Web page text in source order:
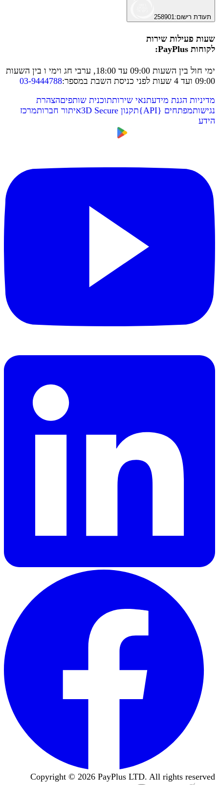
תעודת רישום:
258901
שעות פעילות שירות
לקוחות PayPlus:
ימי חול בין השעות 09:00 עד 18:00, ערבי חג וימי ו בין השעות
09:00 ועד 4 שעות לפני כניסת השבת במספר
:
03-9444788
מדיניות הגנת מידעתנאי שירותתוכנית שותפיםהצהרת
נגישותמפתחים {
API
}תקנון 3D Secure איתור חברותמרכז
הידע
Copyright © 2026 PayPlus LTD. All rights reserved